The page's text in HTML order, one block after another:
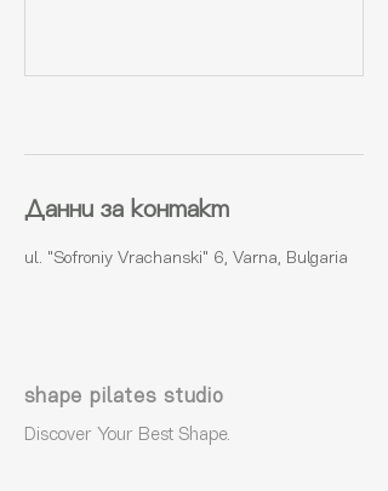
Данни за контакт
ul. "Sofroniy Vrachanski" 6, Varna, Bulgaria
shape pilates studio
Discover Your Best Shape.